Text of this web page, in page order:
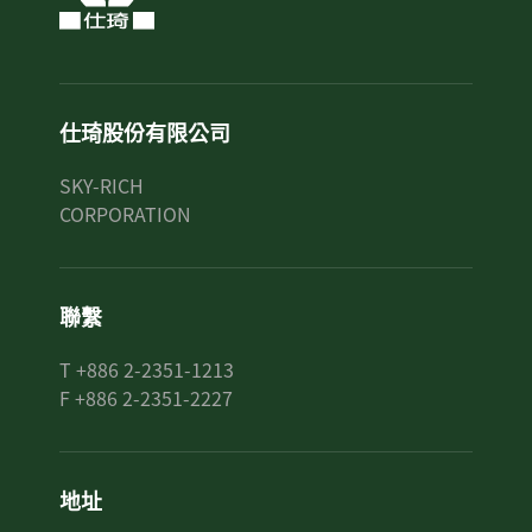
仕琦股份有限公司
SKY-RICH
CORPORATION
聯繫
T +886 2-2351-1213
F +886 2-2351-2227
地址